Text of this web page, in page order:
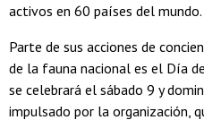
activos en 60 países del mundo.
Parte de sus acciones de
de la fauna nacional es el Día
se celebrará el sábado 9 y
impulsado por la organización,